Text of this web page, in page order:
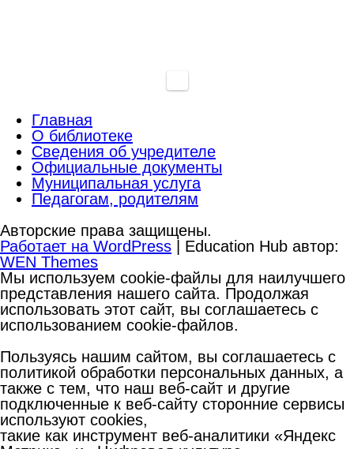
Главная
О библиотеке
Сведения об учредителе
Официальные документы
Муниципальная услуга
Педагогам, родителям
Авторские права защищены.
Работает на WordPress | Education Hub автор:
WEN Themes
Мы используем cookie-файлы для наилучшего
представления нашего сайта. Продолжая
использовать этот сайт, вы соглашаетесь с
использованием cookie-файлов.
Пользуясь нашим сайтом, вы соглашаетесь с
политикой обработки персональных данных, а
также с тем, что наш веб-сайт и другие
подключенные к веб-сайту сторонние сервисы
используют cookies,
такие как инструмент веб-аналитики «Яндекс